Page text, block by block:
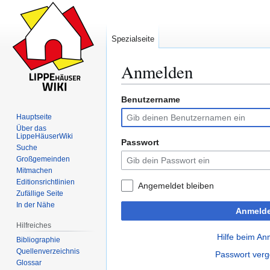
Anmelden
Zur
Navigation
springen
Zur
Suche
springen
Benutzername
Passwort
Angemeldet bleiben
Hilfe beim
Passwort
Spezialseite
Hauptseite
Über das
LippeHäuserWiki
Suche
Großgemeinden
Mitmachen
Editionsrichtlinien
Zufällige Seite
In der Nähe
Hilfreiches
Bibliographie
Quellenverzeichnis
Glossar